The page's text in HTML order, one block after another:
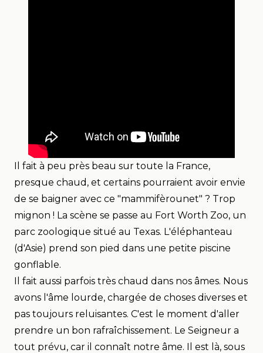
Il fait à peu près beau sur toute la France,
presque chaud, et certains pourraient avoir envie
de se baigner avec ce "mammifèrounet" ? Trop
mignon ! La scène se passe au Fort Worth Zoo, un
parc zoologique situé au Texas. L'éléphanteau
(d'Asie) prend son pied dans une petite piscine
gonflable.
Il fait aussi parfois très chaud dans nos âmes. Nous
avons l'âme lourde, chargée de choses diverses et
pas toujours reluisantes. C'est le moment d'aller
prendre un bon rafraîchissement. Le Seigneur a
tout prévu, car il connaît notre âme. Il est là, sous